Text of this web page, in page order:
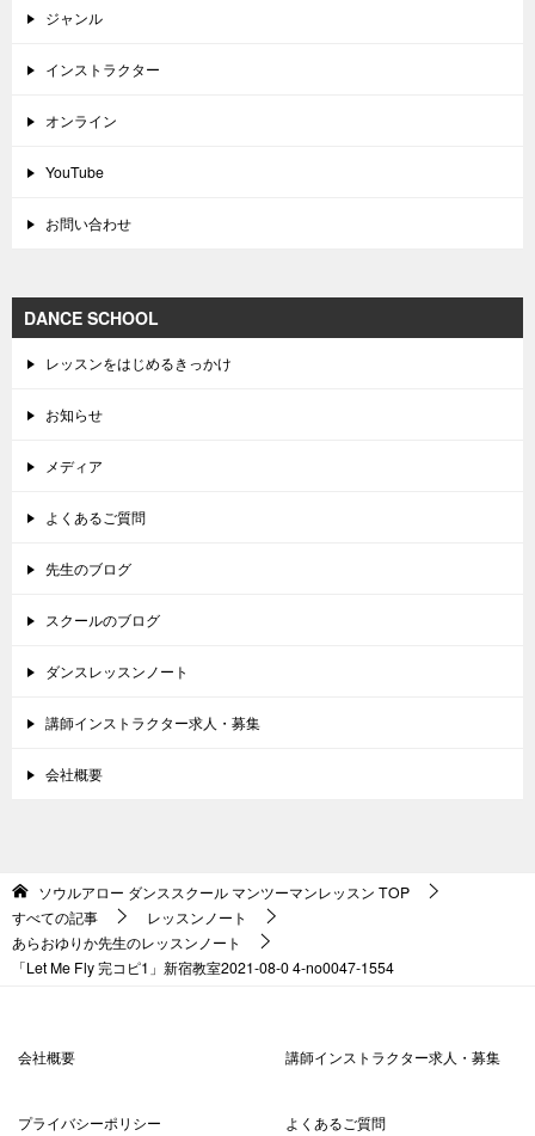
ジャンル
インストラクター
オンライン
YouTube
お問い合わせ
DANCE SCHOOL
レッスンをはじめるきっかけ
お知らせ
メディア
よくあるご質問
先生のブログ
スクールのブログ
ダンスレッスンノート
講師インストラクター求人・募集
会社概要
ソウルアロー ダンススクール マンツーマンレッスン TOP
すべての記事
レッスンノート
あらおゆりか先生のレッスンノート
「Let Me Fly 完コピ1」新宿教室2021-08-0 4-no0047-1554
会社概要 講師インストラクター求人・募集
プライバシーポリシー よくあるご質問